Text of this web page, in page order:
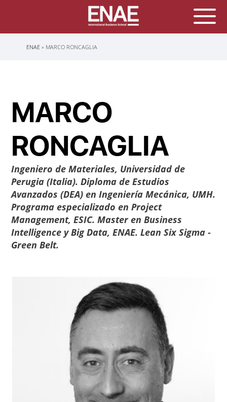
Sobrescribir
ENAE MARCO RONCAGLIA
MARCO
RONCAGLIA
Ingeniero de Materiales, Universidad de
Perugia (Italia). Diploma de Estudios
Avanzados (DEA) en Ingeniería Mecánica, UMH.
Programa especializado en Project
Management, ESIC. Master en Business
Intelligence y Big Data, ENAE. Lean Six Sigma -
Green Belt.